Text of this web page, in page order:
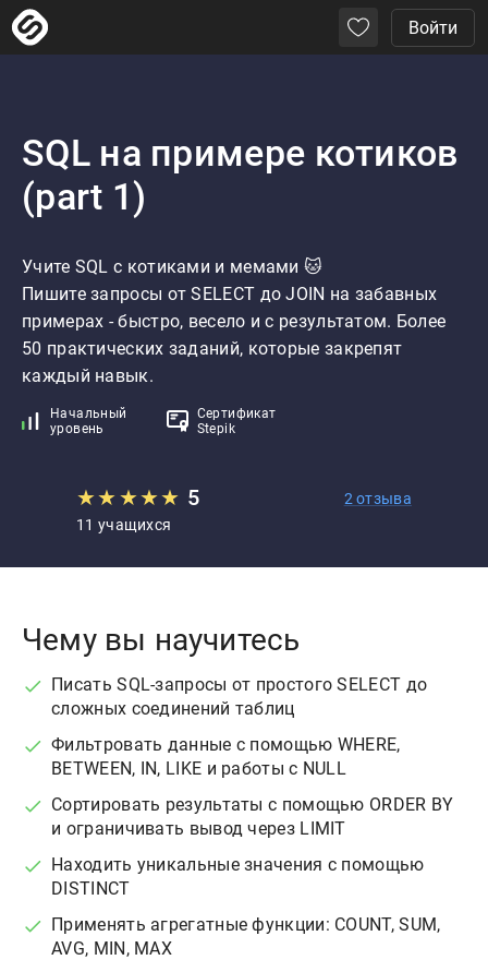
Войти
SQL на примере котиков
(part 1)
Учите SQL с котиками и мемами 🐱
Пишите запросы от SELECT до JOIN на забавных
примерах - быстро, весело и с результатом. Более
50 практических заданий, которые закрепят
каждый навык.
Начальный
уровень
Сертификат
Stepik
★★★★★ 5
2 отзыва
11 учащихся
Чему вы научитесь
Писать SQL-запросы от простого SELECT до
сложных соединений таблиц
Фильтровать данные с помощью WHERE,
BETWEEN, IN, LIKE и работы с NULL
Сортировать результаты с помощью ORDER BY
и ограничивать вывод через LIMIT
Находить уникальные значения с помощью
DISTINCT
Применять агрегатные функции: COUNT, SUM,
AVG, MIN, MAX